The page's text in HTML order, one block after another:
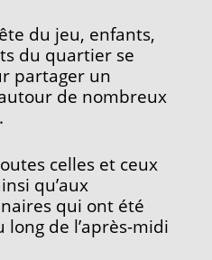
du jeu, enfants,
du quartier se
partager un
de nombreux
celles et ceux
qu’aux
qui ont été
de l’après-midi